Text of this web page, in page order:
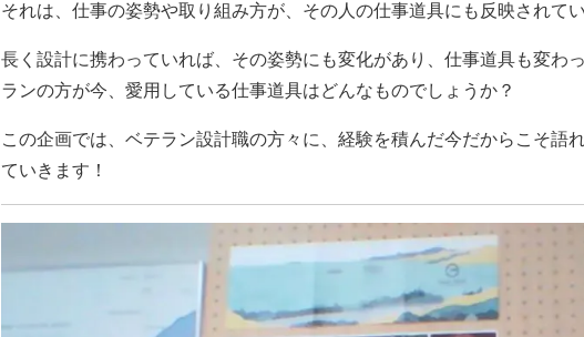
それは、仕事の姿勢や取り組み方が、その人の仕事道具にも反映されて
長く設計に携わっていれば、その姿勢にも変化があり、仕事道具も変わ
ランの方が今、愛用している仕事道具はどんなものでしょうか？
この企画では、ベテラン設計職の方々に、経験を積んだ今だからこそ語
ていきます！